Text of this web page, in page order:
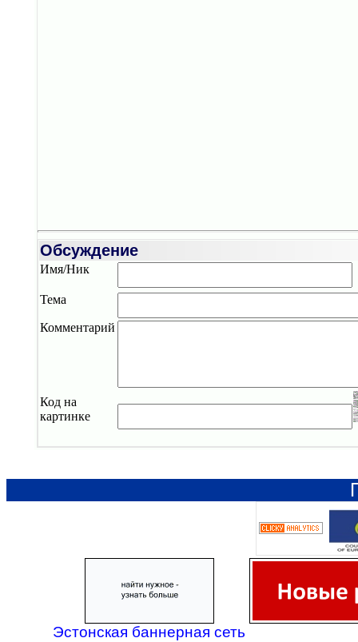
Обсуждение
Имя/Ник
Тема
Комментарий
Код на
картинке
Эстонская баннерная сеть